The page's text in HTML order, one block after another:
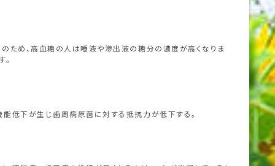
ため、高血糖の人は唾液や滲出液の糖分の濃度が高くなりま
低下が生じ歯周病原菌に対する抵抗力が低下する。